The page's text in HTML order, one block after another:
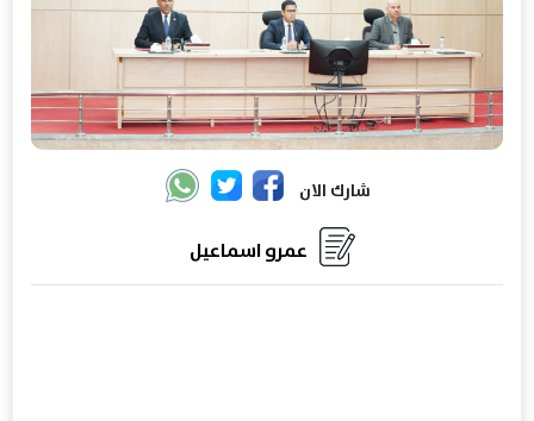
شارك الان
عمرو اسماعيل